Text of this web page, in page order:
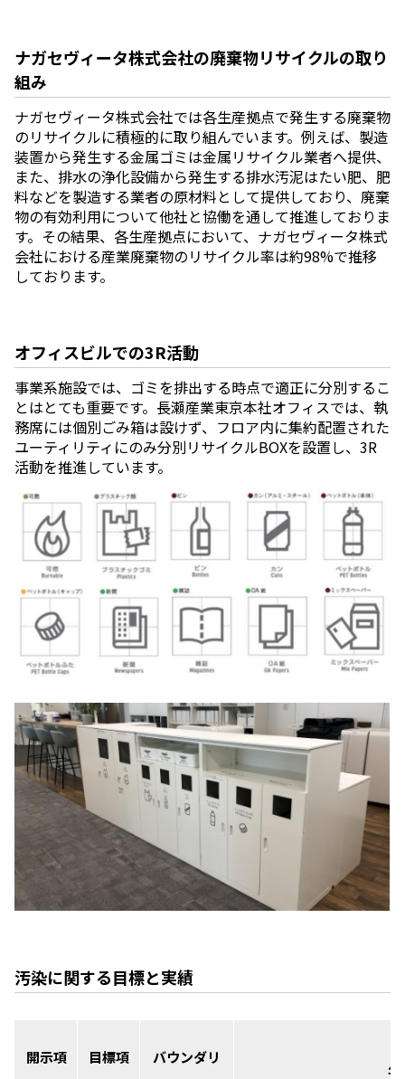
ナガセヴィータ株式会社の廃棄物リサイクルの取り
組み
ナガセヴィータ株式会社では各生産拠点で発生する廃棄物
のリサイクルに積極的に取り組んでいます。例えば、製造
装置から発生する金属ゴミは金属リサイクル業者へ提供、
また、排水の浄化設備から発生する排水汚泥はたい肥、肥
料などを製造する業者の原材料として提供しており、廃棄
物の有効利用について他社と協働を通して推進しておりま
す。その結果、各生産拠点において、ナガセヴィータ株式
会社における産業廃棄物のリサイクル率は約98%で推移
しております。
オフィスビルでの3R活動
事業系施設では、ゴミを排出する時点で適正に分別するこ
とはとても重要です。長瀬産業東京本社オフィスでは、執
務席には個別ごみ箱は設けず、フロア内に集約配置された
ユーティリティにのみ分別リサイクルBOXを設置し、3R
活動を推進しています。
汚染に関する目標と実績
開示項
目標項
バウンダリ
年